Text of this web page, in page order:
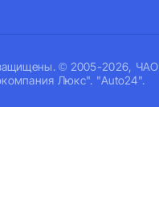
© 2005-2026, ЧАО
Люкс". "Auto24".